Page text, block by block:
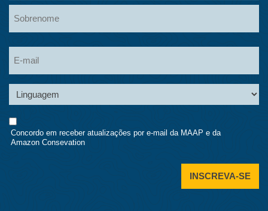
Nome
Consent
Concordo em receber atualizações por e-mail da MAAP e da
Amazon Consevation